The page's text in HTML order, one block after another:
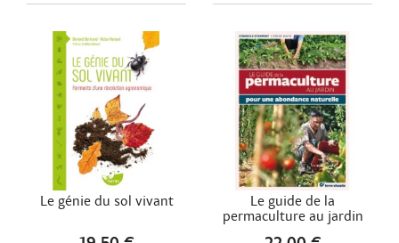
Le génie du sol vivant
Le guide de la
permaculture au jardin